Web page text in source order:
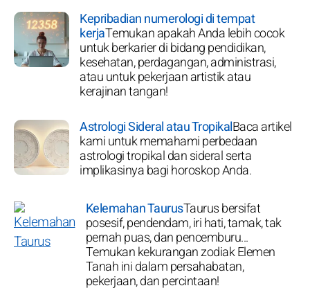
Kepribadian numerologi di tempat
kerjaTemukan apakah Anda lebih cocok
untuk berkarier di bidang pendidikan,
kesehatan, perdagangan, administrasi,
atau untuk pekerjaan artistik atau
kerajinan tangan!
Astrologi Sideral atau TropikalBaca artikel
kami untuk memahami perbedaan
astrologi tropikal dan sideral serta
implikasinya bagi horoskop Anda.
Kelemahan TaurusTaurus bersifat
posesif, pendendam, iri hati, tamak, tak
pernah puas, dan pencemburu...
Temukan kekurangan zodiak Elemen
Tanah ini dalam persahabatan,
pekerjaan, dan percintaan!